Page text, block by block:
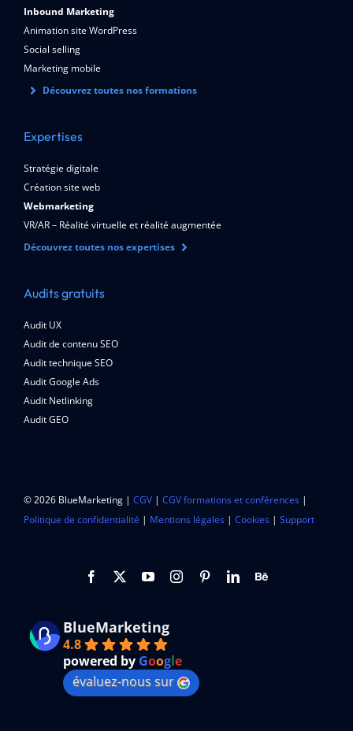
Inbound Marketing
Animation site WordPress
Social selling
Marketing mobile
Découvrez toutes nos formations
Expertises
Stratégie digitale
Création site web
Webmarketing
VR/AR – Réalité virtuelle et réalité augmentée
Découvrez toutes nos expertises
Audits gratuits
Audit UX
Audit de contenu SEO
Audit technique SEO
Audit Google Ads
Audit Netlinking
Audit GEO
© 2026 BlueMarketing | CGV| CGV formations et conférences|
Politique de confidentialité | Mentions légales| Cookies| Support
BlueMarketing
4.8
powered by Google
évaluez-nous sur